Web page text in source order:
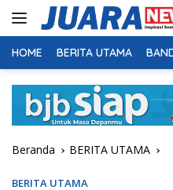
HOME BERITA UTAMA
Beranda BERITA UTAMA
BERITA UTAMA